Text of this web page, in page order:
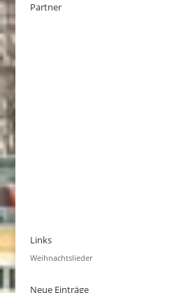
Partner
Links
Weihnachtslieder
Neue Einträge